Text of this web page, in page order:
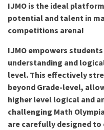
IJMO is the ideal
potential and talent in
competitions arena!
IJMO empowers
understanding and
level. This effectively
beyond Grade-level,
higher level logical and
challenging Math
are carefully designed to